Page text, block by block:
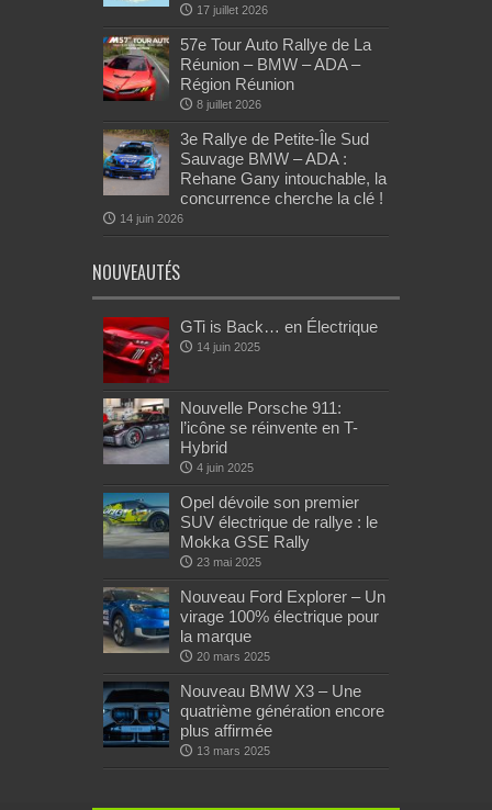
17 juillet 2026
57e Tour Auto Rallye de La
Réunion – BMW – ADA –
Région Réunion
8 juillet 2026
3e Rallye de Petite-Île Sud
Sauvage BMW – ADA :
Rehane Gany intouchable, la
concurrence cherche la clé !
14 juin 2026
NOUVEAUTÉS
GTi is Back… en Électrique
14 juin 2025
Nouvelle Porsche 911:
l’icône se réinvente en T-
Hybrid
4 juin 2025
Opel dévoile son premier
SUV électrique de rallye : le
Mokka GSE Rally
23 mai 2025
Nouveau Ford Explorer – Un
virage 100% électrique pour
la marque
20 mars 2025
Nouveau BMW X3 – Une
quatrième génération encore
plus affirmée
13 mars 2025